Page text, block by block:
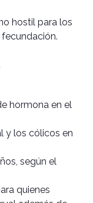
hostil para los
hormona en el
y los cólicos en
según el
quienes